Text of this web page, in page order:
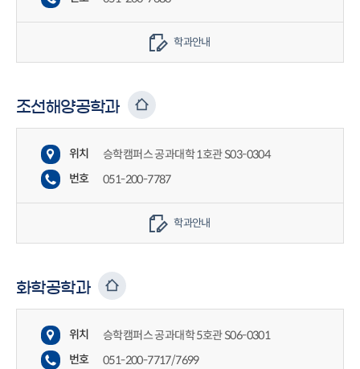
학과안내
조선해양공학과
위치
승학캠퍼스 공과대학 1호관 S03-0304
번호
051-200-7787
학과안내
화학공학과
위치
승학캠퍼스 공과대학 5호관 S06-0301
번호
051-200-7717/7699